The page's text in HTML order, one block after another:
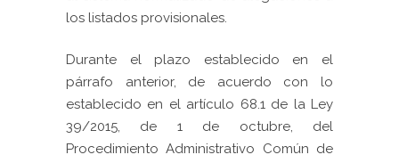
los listados provisionales.
Durante el plazo establecido en el
párrafo anterior, de acuerdo con lo
establecido en el artículo 68.1 de la Ley
39/2015, de 1 de octubre, del
Procedimiento Administrativo Común de